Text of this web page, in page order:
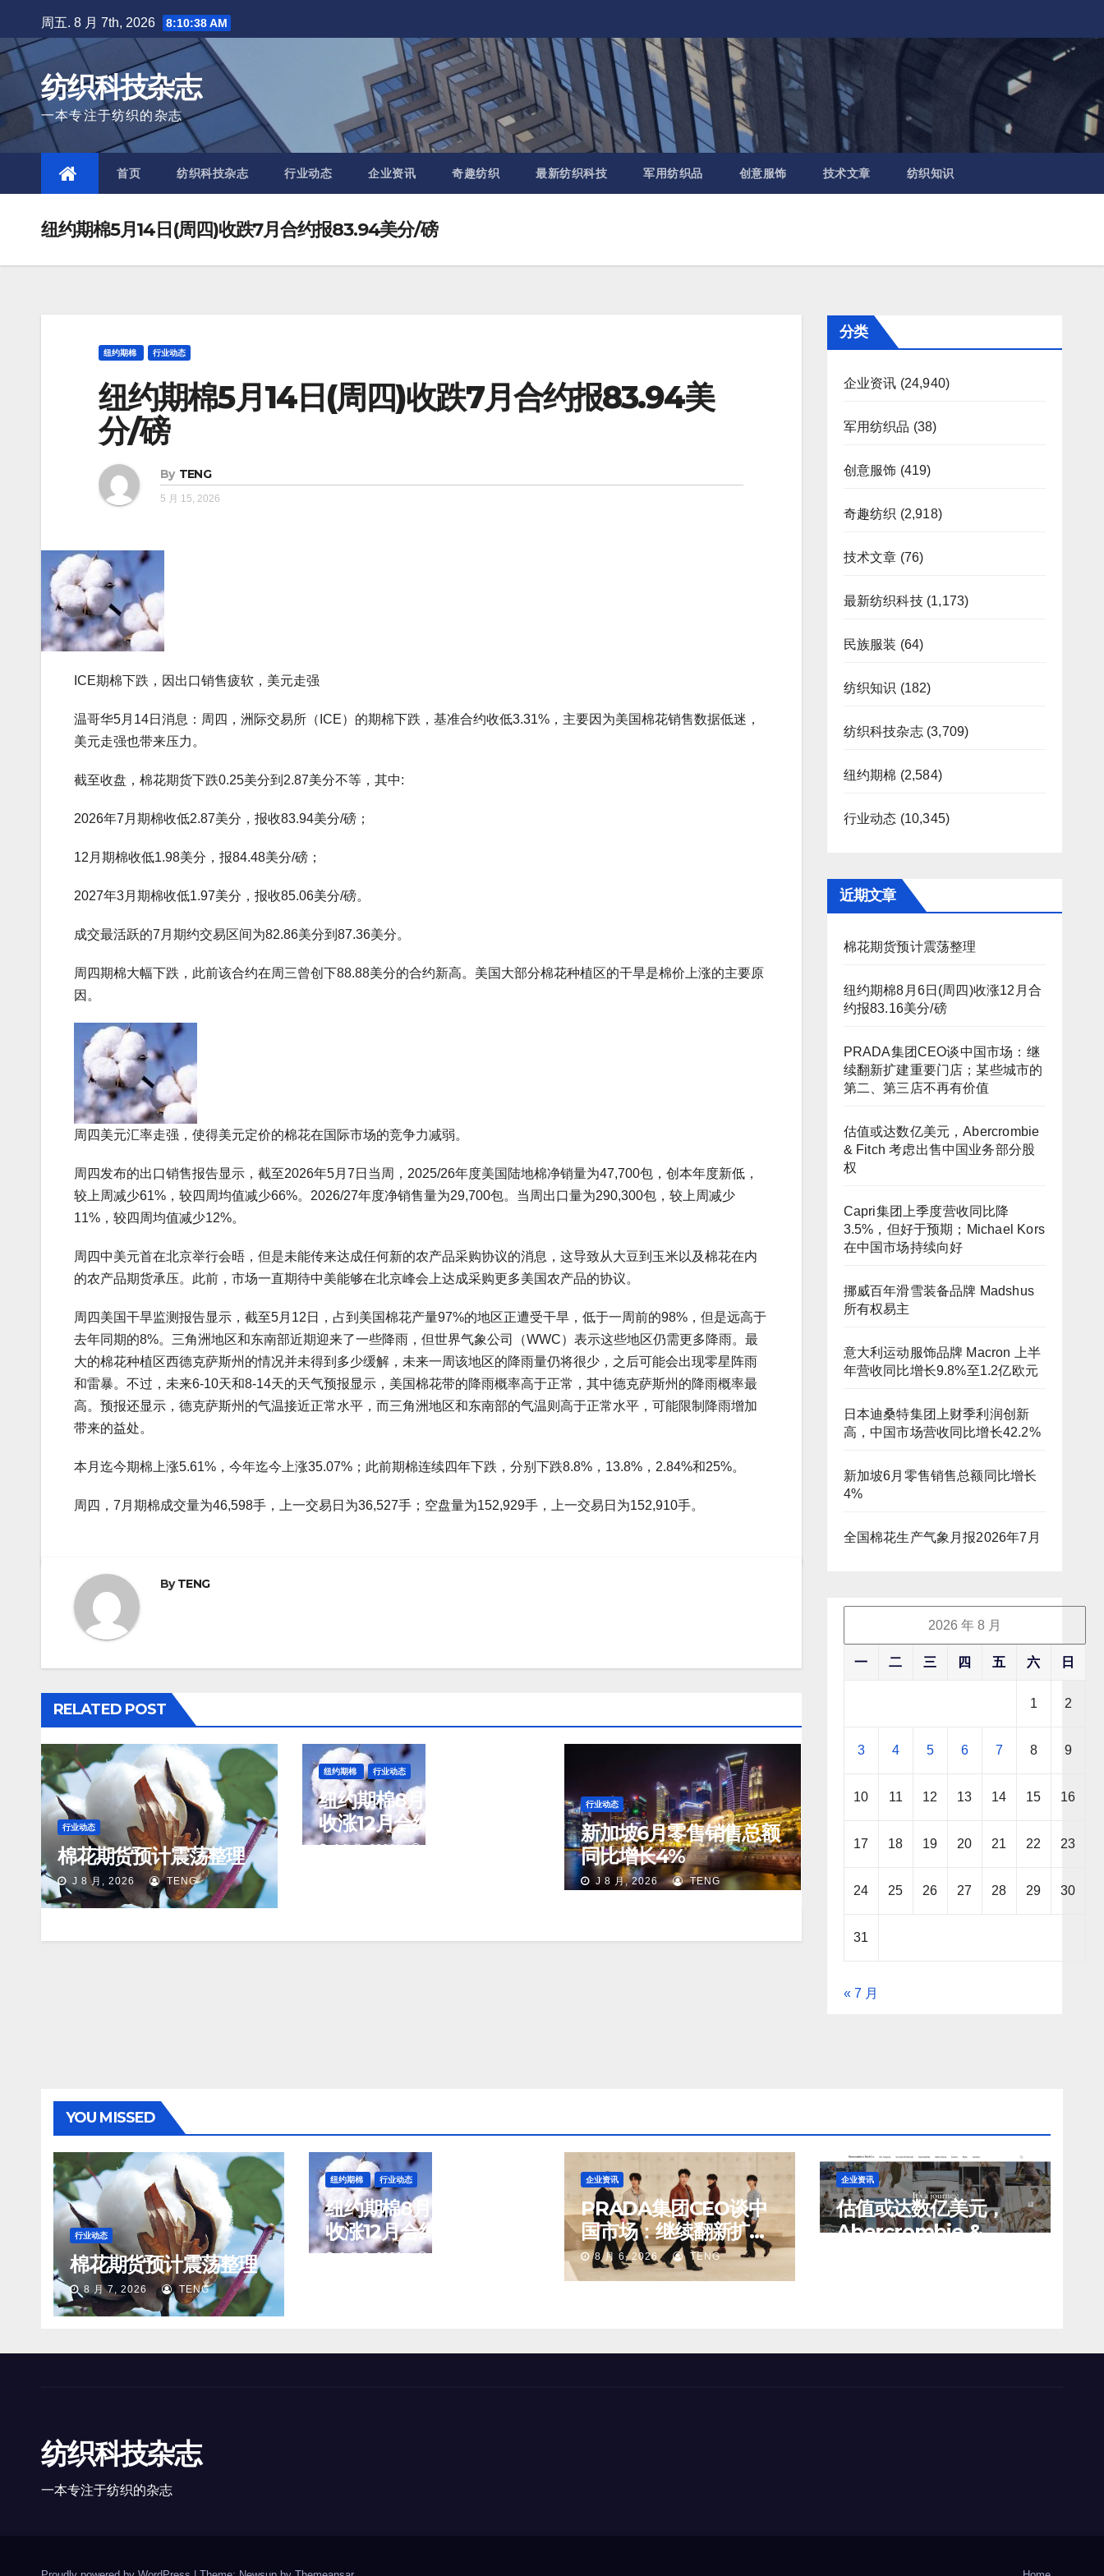
to
content
周五. 8 月 7th, 2026 8:10:39 AM
纺织科技杂志
一本专注于纺织的杂志
首页 纺织科技杂志 行业动态 企业资讯 奇趣纺织 最新纺织科技 军用纺织品 创意服饰 技术文章 纺织知识
纽约期棉5月14日(周四)收跌7月合约报83.94美分/磅
纽约期棉 行业动态
纽约期棉5月14日(周四)收跌7月合约报83.94美
分/磅
By TENG
5 月 15, 2026
ICE期棉下跌，因出口销售疲软，美元走强
温哥华5月14日消息：周四，洲际交易所（ICE）的期棉下跌，基准合约收低3.31%，主要因为美国棉花销售数据低迷，
美元走强也带来压力。
截至收盘，棉花期货下跌0.25美分到2.87美分不等，其中:
2026年7月期棉收低2.87美分，报收83.94美分/磅；
12月期棉收低1.98美分，报84.48美分/磅；
2027年3月期棉收低1.97美分，报收85.06美分/磅。
成交最活跃的7月期约交易区间为82.86美分到87.36美分。
周四期棉大幅下跌，此前该合约在周三曾创下88.88美分的合约新高。美国大部分棉花种植区的干旱是棉价上涨的主要原
因。
周四美元汇率走强，使得美元定价的棉花在国际市场的竞争力减弱。
周四发布的出口销售报告显示，截至2026年5月7日当周，2025/26年度美国陆地棉净销量为47,700包，创本年度新低，
较上周减少61%，较四周均值减少66%。2026/27年度净销售量为29,700包。当周出口量为290,300包，较上周减少
11%，较四周均值减少12%。
周四中美元首在北京举行会晤，但是未能传来达成任何新的农产品采购协议的消息，这导致从大豆到玉米以及棉花在内
的农产品期货承压。此前，市场一直期待中美能够在北京峰会上达成采购更多美国农产品的协议。
周四美国干旱监测报告显示，截至5月12日，占到美国棉花产量97%的地区正遭受干旱，低于一周前的98%，但是远高于
去年同期的8%。三角洲地区和东南部近期迎来了一些降雨，但世界气象公司（WWC）表示这些地区仍需更多降雨。最
大的棉花种植区西德克萨斯州的情况并未得到多少缓解，未来一周该地区的降雨量仍将很少，之后可能会出现零星阵雨
和雷暴。不过，未来6-10天和8-14天的天气预报显示，美国棉花带的降雨概率高于正常，其中德克萨斯州的降雨概率最
高。预报还显示，德克萨斯州的气温接近正常水平，而三角洲地区和东南部的气温则高于正常水平，可能限制降雨增加
带来的益处。
本月迄今期棉上涨5.61%，今年迄今上涨35.07%；此前期棉连续四年下跌，分别下跌8.8%，13.8%，2.84%和25%。
周四，7月期棉成交量为46,598手，上一交易日为36,527手；空盘量为152,929手，上一交易日为152,910手。
ByTENG
RELATED POST
行业动态
棉花期货预计震荡整理
J 8 月, 2026 TENG
纽约期棉 行业动态
纽约期棉8月6日(周四)
收涨12月合约报83.16美
分/磅
J 8 月, 2026 TENG
行业动态
新加坡6月零售销售总额
同比增长4%
J 8 月, 2026 TENG
分类
企业资讯 (24,940)
军用纺织品 (38)
创意服饰 (419)
奇趣纺织 (2,918)
技术文章 (76)
最新纺织科技(1,173)
民族服装 (64)
纺织知识 (182)
纺织科技杂志(3,709)
纽约期棉 (2,584)
行业动态 (10,345)
近期文章
棉花期货预计震荡整理
纽约期棉8月6日(周四)收涨12月合
约报83.16美分/磅
PRADA集团CEO谈中国市场：继
续翻新扩建重要门店；某些城市的
第二、第三店不再有价值
估值或达数亿美元，Abercrombie
& Fitch 考虑出售中国业务部分股
权
Capri集团上季度营收同比降
3.5%，但好于预期；Michael Kors
在中国市场持续向好
挪威百年滑雪装备品牌 Madshus
所有权易主
意大利运动服饰品牌 Macron 上半
年营收同比增长9.8%至1.2亿欧元
日本迪桑特集团上财季利润创新
高，中国市场营收同比增长42.2%
新加坡6月零售销售总额同比增长
4%
全国棉花生产气象月报2026年7月
2026 年 8 月
一 二 三 四 五 六 日
1 2
3 4 5 6 7 8 9
10 11 12 13 14 15 16
17 18 19 20 21 22 23
24 25 26 27 28 29 30
31
« 7 月
YOU MISSED
行业动态
棉花期货预计震荡整理
8 月 7, 2026 TENG
纽约期棉 行业动态
纽约期棉8月6日(周四)
收涨12月合约报83.16美
分/磅
8 月 7, 2026 TENG
企业资讯
PRADA集团CEO谈中
国市场：继续翻新扩建
重要门店；某些城市的
第二、第三店不再有价
8 月 6, 2026 TENG
企业资讯
估值或达数亿美元，
Abercrombie &
纺织科技杂志
一本专注于纺织的杂志